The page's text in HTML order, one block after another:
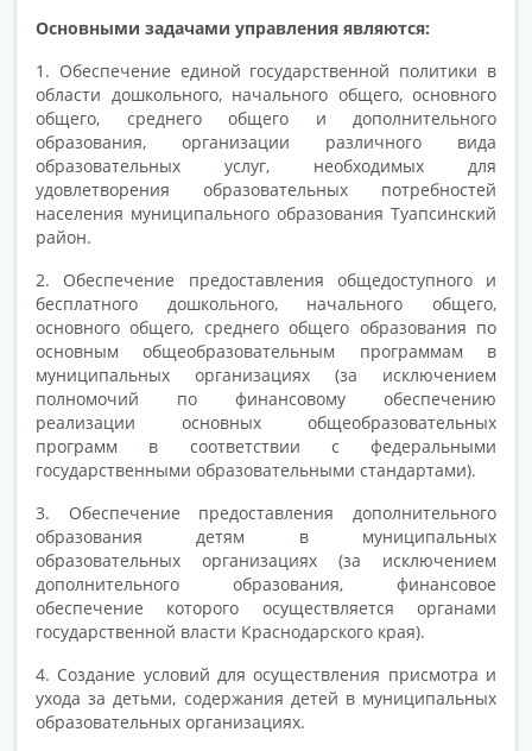
Основными задачами управления являются:
1. Обеспечение единой государственной политики в
области дошкольного, начального общего, основного
общего, среднего общего и дополнительного
образования, организации различного вида
образовательных услуг, необходимых для
удовлетворения образовательных потребностей
населения муниципального образования Туапсинский
район.
2. Обеспечение предоставления общедоступного и
бесплатного дошкольного, начального общего,
основного общего, среднего общего образования по
основным общеобразовательным программам в
муниципальных организациях (за исключением
полномочий по финансовому обеспечению
реализации основных общеобразовательных
программ в соответствии с федеральными
государственными образовательными стандартами).
3. Обеспечение предоставления дополнительного
образования детям в муниципальных
образовательных организациях (за исключением
дополнительного образования, финансовое
обеспечение которого осуществляется органами
государственной власти Краснодарского края).
4. Создание условий для осуществления присмотра и
ухода за детьми, содержания детей в муниципальных
образовательных организациях.